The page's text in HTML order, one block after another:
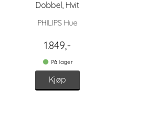
Dobbel, Hvit
PHILIPS Hue
1.849,-
På lager
Kjøp